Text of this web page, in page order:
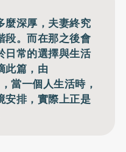
麼深厚，夫妻終究
段。而在那之後會
日常的選擇與生活
此篇，由
當一個人生活時，
安排，實際上正是